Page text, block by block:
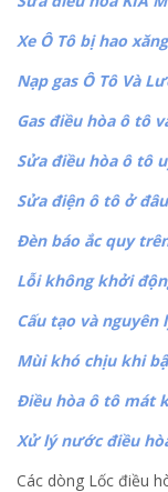
Xe Ô Tô bị hao
Nạp gas Ô Tô Và
Gas điều hòa ô tô
Sửa điều hòa ô tô
Sửa điện ô tô ở
Đèn báo ắc quy
Lỗi không khởi
Cấu tạo và nguyên
Mùi khó chịu khi
Điều hòa ô tô mát
Xử lý nước điều
Các dòng Lốc điều